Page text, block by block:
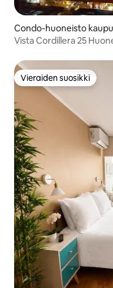
Condo-huoneisto
Vista Cordillera 25
Vieraiden suosikki
Vieraiden suosikki